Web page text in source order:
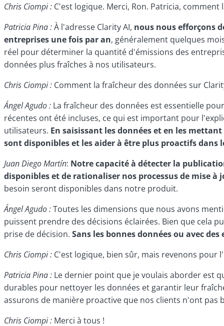
Chris Ciompi : C'est logique. Merci, Ron. Patricia,
Patricia Pina :À l'adresse Clarity AI, nous nous efforçons
entreprises une fois par an, généralement quelques
réel pour déterminer la quantité d'émissions des
données plus fraîches à nos utilisateurs.
Chris Ciompi : Comment la fraîcheur des données sur
Ángel Agudo : La fraîcheur des données est essentielle
récentes ont été incluses, ce qui est important pour
utilisateurs. En saisissant les données et en les
sont disponibles et les aider à être plus proactifs dans
Juan Diego Martín: Notre capacité à détecter la
disponibles et de rationaliser nos processus de mise à
besoin seront disponibles dans notre produit.
Ángel Agudo :Toutes les dimensions que nous avons
puissent prendre des décisions éclairées. Bien que cela
prise de décision. Sans les bonnes données ou avec
Chris Ciompi : C'est logique, bien sûr, mais revenons pour
Patricia Pina : Le dernier point que je voulais aborder est
durables pour nettoyer les données et garantir leur
assurons de manière proactive que nos clients n'ont pas
Chris Ciompi : Merci à tous !